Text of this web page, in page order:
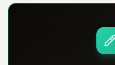
betreut Kunden